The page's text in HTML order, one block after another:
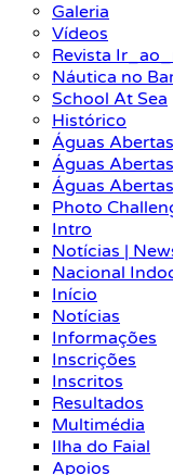
Galeria
Vídeos
Revista
Náutica no
School At Sea
Histórico
Águas
Águas
Águas
Photo
Intro
Notícias |
Nacional
Início
Notícias
Informações
Inscrições
Inscritos
Resultados
Multimédia
Ilha do Faial
Apoios